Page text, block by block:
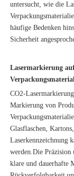
untersucht, wie die
häufige Bedenken
Sicherheit
Lasermarkierung
CO2-
Markierung von
Glasflaschen,
Laserkennzeichnung
werden.Die
klare und dauerhafte